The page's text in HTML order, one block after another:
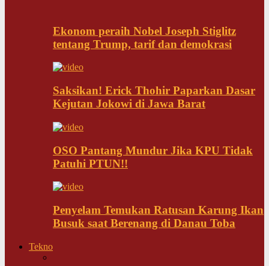
Ekonom peraih Nobel Joseph Stiglitz
tentang Trump, tarif dan demokrasi
Saksikan! Erick Thohir Paparkan Dasar
Kejutan Jokowi di Jawa Barat
OSO Pantang Mundur Jika KPU Tidak
Patuhi PTUN!!
Penyelam Temukan Ratusan Karung Ikan
Busuk saat Berenang di Danau Toba
Tekno